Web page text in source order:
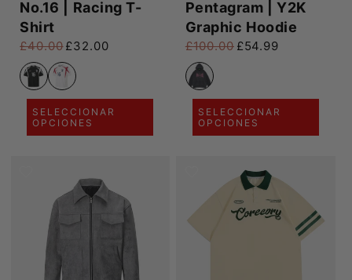
No.16 | Racing T-
Shirt
Precio habitual
£40.00
Precio de oferta
£32.00
SELECCIONAR
OPCIONES
Pentagram | Y2K
Graphic Hoodie
Precio habitual
£100.00
Precio de oferta
£54.99
SELECCIONAR
OPCIONES